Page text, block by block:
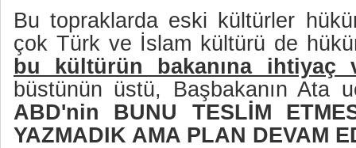
Bu topraklarda eski kültürler
çok Türk ve İslam kültürü de
bu kültürün bakanına ihtiyaç
büstünün üstü, Başbakanın Ata
ABD'nin BUNU TESLİM
YAZMADIK AMA PLAN DEVAM